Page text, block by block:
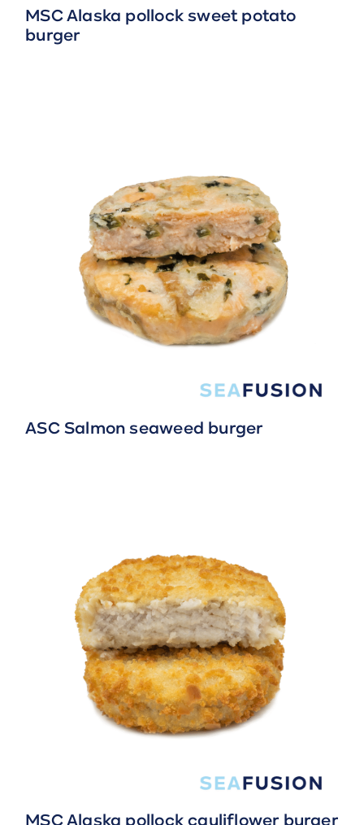
MSC Alaska pollock sweet potato
burger
ASC Salmon seaweed burger
MSC Alaska pollock cauliflower burger